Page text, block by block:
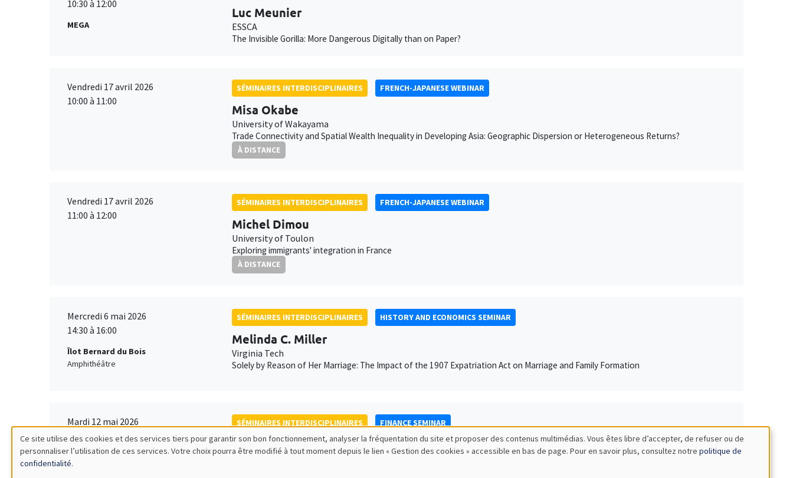
10:30 à 12:00
MEGA
Luc Meunier
ESSCA
The Invisible Gorilla: More Dangerous Digitally than on Paper?
Vendredi 17 avril 2026
10:00 à 11:00
SÉMINAIRES INTERDISCIPLINAIRES FRENCH-JAPANESE WEBINAR
Misa Okabe
University of Wakayama
Trade Connectivity and Spatial Wealth Inequality in Developing Asia: Geographic Dispersion or Heterogeneous Returns?
À DISTANCE
Vendredi 17 avril 2026
11:00 à 12:00
SÉMINAIRES INTERDISCIPLINAIRES FRENCH-JAPANESE WEBINAR
Michel Dimou
University of Toulon
Exploring immigrants' integration in France
À DISTANCE
Mercredi 6 mai 2026
14:30 à 16:00
Îlot Bernard du Bois
Amphithéâtre
SÉMINAIRES INTERDISCIPLINAIRES HISTORY AND ECONOMICS SEMINAR
Melinda C. Miller
Virginia Tech
Solely by Reason of Her Marriage: The Impact of the 1907 Expatriation Act on Marriage and Family Formation
Mardi 12 mai 2026
10:30 à 12:00
MEGA
SÉMINAIRES INTERDISCIPLINAIRES FINANCE SEMINAR
Sanvi Avouyi-Dovi
Utilisation
Ce site utilise des cookies et des services tiers pour garantir son bon fonctionnement, analyser la fréquentation du site et proposer des contenus multimédias. Vous êtes libre d’accepter, de refuser ou de
personnaliser l’utilisation de ces services. Votre choix pourra être modifié à tout moment depuis le lien « Gestion des cookies » accessible en bas de page. Pour en savoir plus, consultez notre politique de
confidentialité.